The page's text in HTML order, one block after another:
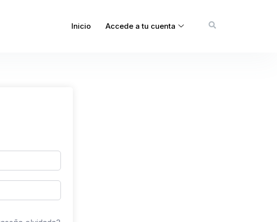
Inicio Accede a tu cuenta